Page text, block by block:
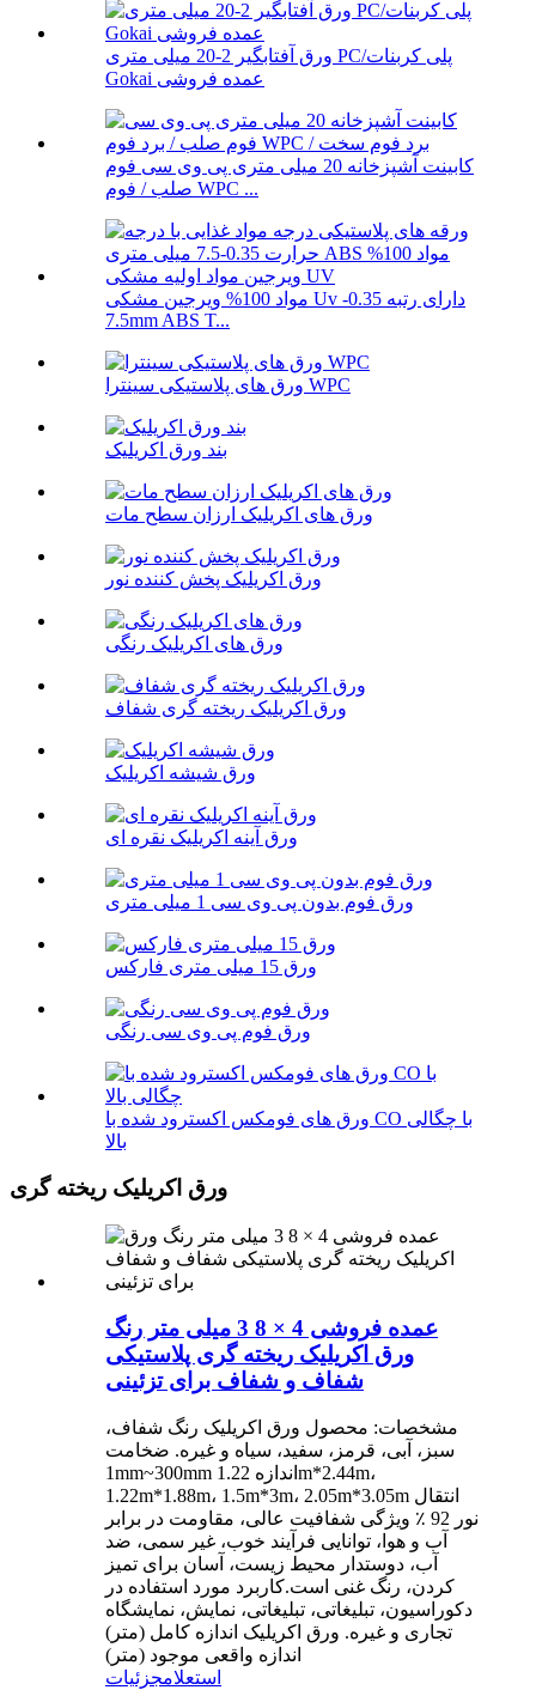
ورق آفتابگیر 2-20 میلی متری PC/پلی کربنات
Gokai عمده فروشی
کابینت آشپزخانه 20 میلی متری پی وی سی فوم
صلب / فوم WPC ...
مواد 100% ویرجین مشکی Uv دارای رتبه 0.35-
7.5mm ABS T...
ورق های پلاستیکی سینترا WPC
بند ورق اکریلیک
ورق های اکریلیک ارزان سطح مات
ورق اکریلیک پخش کننده نور
ورق های اکریلیک رنگی
ورق اکریلیک ریخته گری شفاف
ورق شیشه اکریلیک
ورق آینه اکریلیک نقره ای
ورق فوم بدون پی وی سی 1 میلی متری
ورق 15 میلی متری فارکس
ورق فوم پی وی سی رنگی
ورق های فومکس اکسترود شده با CO با چگالی
بالا
ورق اکریلیک ریخته گری
عمده فروشی 4 × 8 3 میلی متر رنگ
ورق اکریلیک ریخته گری پلاستیکی
شفاف و شفاف برای تزئینی
مشخصات: محصول ورق اکریلیک رنگ شفاف،
سبز، آبی، قرمز، سفید، سیاه و غیره. ضخامت
1mm~300mm اندازه 1.22m*2.44m،
1.22m*1.88m، 1.5m*3m، 2.05m*3.05m انتقال
نور 92 ٪ ویژگی شفافیت عالی، مقاومت در برابر
آب و هوا، توانایی فرآیند خوب، غیر سمی، ضد
آب، دوستدار محیط زیست، آسان برای تمیز
کردن، رنگ غنی است.کاربرد مورد استفاده در
دکوراسیون، تبلیغاتی، تبلیغاتی، نمایش، نمایشگاه
تجاری و غیره. ورق اکریلیک اندازه کامل (متر)
اندازه واقعی موجود (متر)
استعلامجزئیات